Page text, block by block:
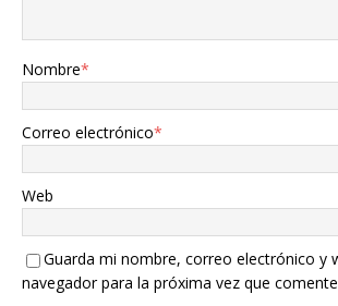
Nombre*
Correo electrónico*
Web
Guarda mi nombre, correo electrónico y
navegador para la próxima vez que